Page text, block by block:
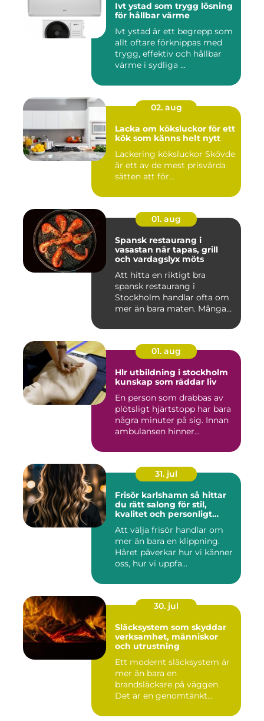
Ivt ystad som trygg lösning
för hållbar värme
Ivt ystad är ett begrepp som
allt oftare förknippas med
trygg, effektiv och hållbar
värme i sydliga ...
02. aug
Lacka om köksluckor för ett
kök som känns helt nytt
Lackering köksluckor Skövde
är ett av de mest prisvärda
sätten att för...
01. aug
Spansk restaurang i
vasastan när tapas, grill
och vardagslyx möts
Att hitta en riktigt bra
spansk restaurang i
Stockholm handlar ofta om
mer än bara maten. Många
01. aug
Hlr utbildning i stockholm
kunskap som räddar liv
En person som drabbas av
plötsligt hjärtstopp har bara
några minuter på sig. Innan
ambulansen hinner...
31. jul
Frisör karlshamn så hittar
du rätt salong för stil,
kvalitet och personligt
Att välja frisör handlar om
mer än bara en klippning.
Håret påverkar hur vi känner
oss, hur vi uppfa...
30. jul
Släcksystem som skyddar
verksamhet, människor
och utrustning
Ett modernt släcksystem är
mer än bara en
brandsläckare på väggen.
Det är en genomtänkt